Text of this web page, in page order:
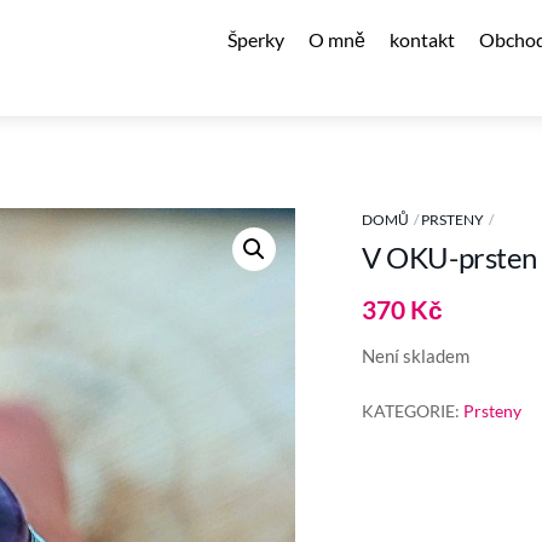
Šperky O mně kontakt
DOMŮ PRSTENY
V OKU-prsten
370 Kč
Není skladem
KATEGORIE: Prsteny